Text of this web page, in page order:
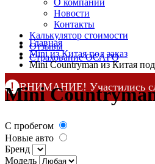
О компании
Новости
Контакты
Калькулятор стоимости
Отзывы
Страхование ОСАГО
ВНИМАНИЕ! Участились
Компания DSS Group
по официальным
Главная
Mini из Китая под заказ
Mini Countryman из Китая под
Mini
С пробегом
Новые авто
Бренд
Модель